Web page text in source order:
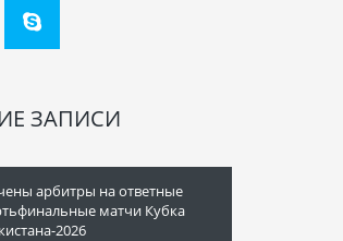
ЗАПИСИ
арбитры на ответные
матчи Кубка
2026